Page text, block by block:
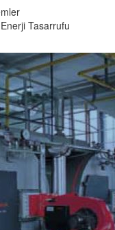
Tasarrufu